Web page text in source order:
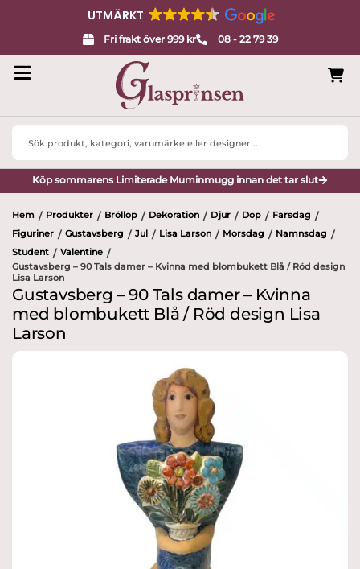
UTMÄRKT
Fri frakt över 999 kr 08 - 22 79 39
Search
Köp sommarens Limiterade Muminmugg innan det tar slut
Hem / Produkter / Bröllop / Dekoration / Djur / Dop / Farsdag /
Figuriner / Gustavsberg / Jul / Lisa Larson / Morsdag / Namnsdag /
Student / Valentine /
Gustavsberg – 90 Tals damer – Kvinna med blombukett Blå / Röd design
Lisa Larson
Gustavsberg – 90 Tals damer – Kvinna
med blombukett Blå / Röd design Lisa
Larson